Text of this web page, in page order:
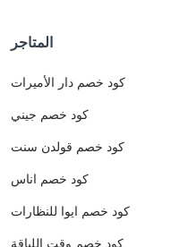
المتاجر
كود خصم دار الأميرات
كود خصم جيني
كود خصم قولدن سنت
كود خصم اناس
كود خصم ايوا للنظارات
كود خصم وقت اللياقة